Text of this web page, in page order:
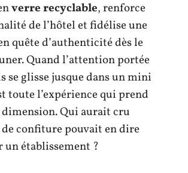
verre recyclable, renforce
de l’hôtel et fidélise une
quête d’authenticité dès le
Quand l’attention portée
se glisse jusque dans un mini
toute l’expérience qui prend
Qui aurait cru
de confiture pouvait en dire
un établissement ?